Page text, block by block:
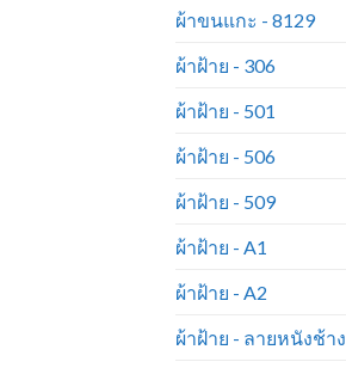
ผ้าขนแกะ - 8129
ผ้าฝ้าย - 306
ผ้าฝ้าย - 501
ผ้าฝ้าย - 506
ผ้าฝ้าย - 509
ผ้าฝ้าย - A1
ผ้าฝ้าย - A2
ผ้าฝ้าย - ลายหนังช้าง